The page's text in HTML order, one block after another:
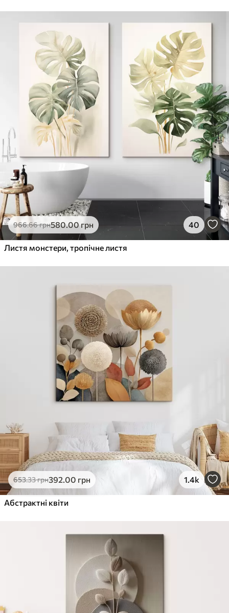
Від290.00грн
Яскраві, насичені кольори
Стійкість до вицвітання
Безпечне чорнило без запаху
Поверхня з текстурою полотна
Екологічний матеріал
Преміум
363.00грн
Яскраві, насичені кольори
Стійкість до вицвітання
✓Безпечне чорнило без запаху
✓Поверхня з текстурою полотна
✗Екологічний матеріал
Еко-Преміум
.00 грн
✓Яскраві, насичені кольори
Поверхня з текстурою полотна
Екологічний матеріал
966.66грн580.00грн 40
Листя монстери, тропічне листя
653.33грн392.00 грн 1.4k
Абстрактні квіти